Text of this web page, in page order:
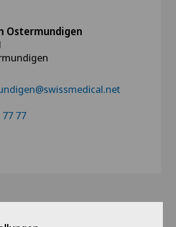
Ostermundigen
77